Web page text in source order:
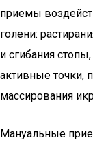
приемы
голени:
и сгибания
активные точки,
массирования
Мануальные